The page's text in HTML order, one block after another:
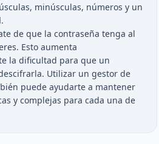
minúsculas, números y un
de que la contraseña tenga al
Esto aumenta
la dificultad para que un
Utilizar un gestor de
puede ayudarte a mantener
y complejas para cada una de